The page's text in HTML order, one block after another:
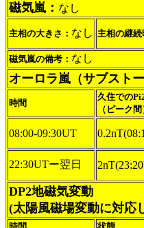
磁気嵐： なし
主相の大きさ： なし 主相の継続
磁気嵐の備考： なし
オーロラ嵐（サブストー
時間
久住での
（ピーク間
08:00-09:30UT
22:30UTー翌日
DP2地磁気変動
(太陽風磁場変動に対応